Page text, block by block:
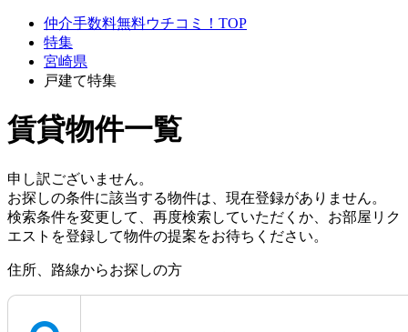
仲介手数料無料ウチコミ！TOP
特集
宮崎県
戸建て特集
賃貸物件一覧
申し訳ございません。
お探しの条件に該当する物件は、現在登録がありません。
検索条件を変更して、再度検索していただくか、お部屋リク
エストを登録して物件の提案をお待ちください。
住所、路線からお探しの方